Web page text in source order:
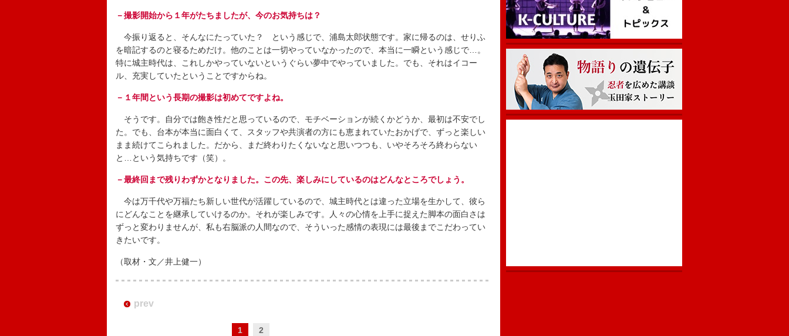
－撮影開始から１年がたちましたが、今のお気持ちは？
今振り返ると、そんなにたっていた？ という感じで、浦島太郎状態です。家に帰るのは、せりふ
を暗記するのと寝るためだけ。他のことは一切やっていなかったので、本当に一瞬という感じで…。
特に城主時代は、これしかやっていないというぐらい夢中でやっていました。でも、それはイコー
ル、充実していたということですからね。
－１年間という長期の撮影は初めてですよね。
そうです。自分では飽き性だと思っているので、モチベーションが続くかどうか、最初は不安でし
た。でも、台本が本当に面白くて、スタッフや共演者の方にも恵まれていたおかげで、ずっと楽しい
まま続けてこられました。だから、まだ終わりたくないなと思いつつも、いやそろそろ終わらない
と…という気持ちです（笑）。
－最終回まで残りわずかとなりました。この先、楽しみにしているのはどんなところでしょう。
今は万千代や万福たち新しい世代が活躍しているので、城主時代とは違った立場を生かして、彼ら
にどんなことを継承していけるのか。それが楽しみです。人々の心情を上手に捉えた脚本の面白さは
ずっと変わりませんが、私も右脳派の人間なので、そういった感情の表現には最後までこだわってい
きたいです。
（取材・文／井上健一）
prev
1 2